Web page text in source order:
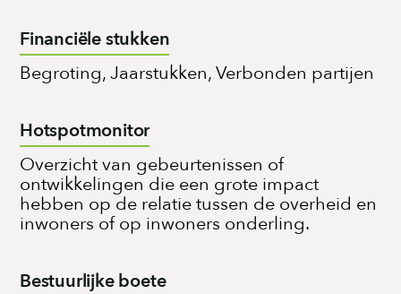
Financiële stukken
Begroting, Jaarstukken, Verbonden partijen
Hotspotmonitor
Overzicht van gebeurtenissen of
ontwikkelingen die een grote impact
hebben op de relatie tussen de overheid en
inwoners of op inwoners onderling.
Bestuurlijke boete